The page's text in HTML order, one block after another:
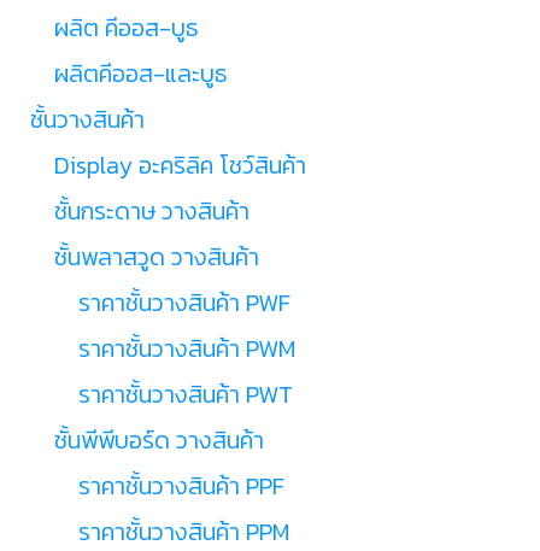
ผลิต คีออส-บูธ
ผลิตคีออส-และบูธ
ชั้นวางสินค้า
Display อะคริลิค โชว์สินค้า
ชั้นกระดาษ วางสินค้า
ชั้นพลาสวูด วางสินค้า
ราคาชั้นวางสินค้า PWF
ราคาชั้นวางสินค้า PWM
ราคาชั้นวางสินค้า PWT
ชั้นพีพีบอร์ด วางสินค้า
ราคาชั้นวางสินค้า PPF
ราคาชั้นวางสินค้า PPM